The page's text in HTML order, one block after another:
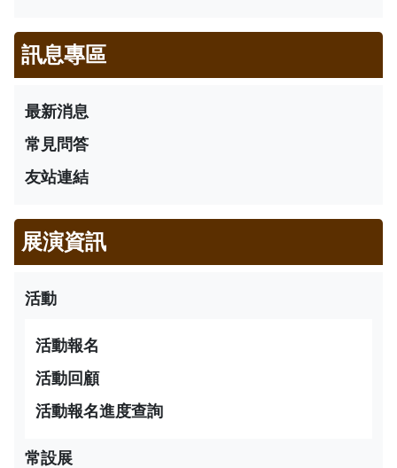
訊息專區
最新消息
常見問答
友站連結
展演資訊
活動
活動報名
活動回顧
活動報名進度查詢
常設展